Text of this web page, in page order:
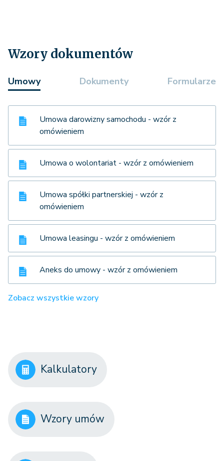
Wzory dokumentów
Umowy Dokumenty Formularze
Umowa darowizny samochodu - wzór z
omówieniem
Umowa o wolontariat - wzór z omówieniem
Umowa spółki partnerskiej - wzór z
omówieniem
Umowa leasingu - wzór z omówieniem
Aneks do umowy - wzór z omówieniem
Zobacz wszystkie wzory
Kalkulatory
Wzory umów